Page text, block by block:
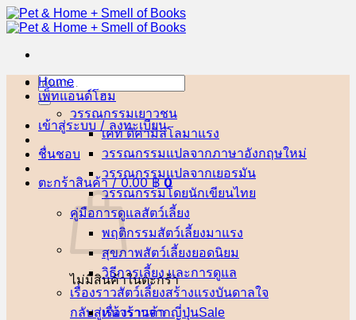
ข้าม
ไป
เนื้อหา
ค้นหา:
เข้าสู่ระบบ / ลงทะเบียน
ชื่นชอบ
ตะกร้าสินค้า /0.00฿ 0
ไม่มีสินค้าในตะกร้า
กลับสู่หน้าร้านค้า
Home
เพ็ทแอนด์โฮม
วรรณกรรมเยาวชน
เคท ดิคามิลโล
วรรณกรรมแปลจากภาษาอังกฤษ
วรรณกรรมแปลจากเยอรมัน
วรรณกรรมโดยนักเขียนไทย
คู่มือการดูแลสัตว์เลี้ยง
พฤติกรรมสัตว์เลี้ยง
สุขภาพสัตว์เลี้ยง
วิธีการเลี้ยง และการดูแล
เรื่องราวสัตว์เลี้ยงสร้างแรงบันดาลใจ
เรื่องราวจากญี่ปุ่น